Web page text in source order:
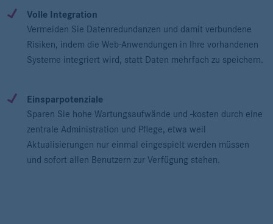
Volle Integration
Vermeiden Sie Datenredundanzen und damit verbundene
Risiken, indem die Web-Anwendungen in Ihre vorhandenen
Systeme integriert wird, statt Daten mehrfach zu speichern.
Einsparpotenziale
Sparen Sie hohe Wartungsaufwände und -kosten durch eine
zentrale Administration und Pflege, etwa weil
Aktualisierungen nur einmal eingespielt werden müssen
und sofort allen Benutzern zur Verfügung stehen.